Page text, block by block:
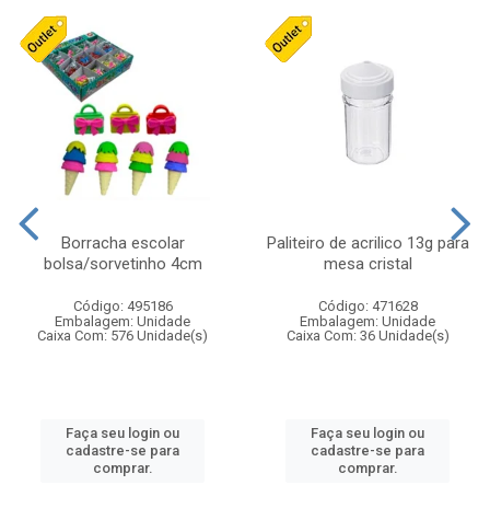
Borracha escolar
bolsa/sorvetinho 4cm
Código: 495186
Embalagem: Unidade
Caixa Com: 576 Unidade(s)
Faça seu login ou
cadastre-se para
comprar.
Paliteiro de acrilico 13g para
mesa cristal
Código: 471628
Embalagem: Unidade
Caixa Com: 36 Unidade(s)
Faça seu login ou
cadastre-se para
comprar.